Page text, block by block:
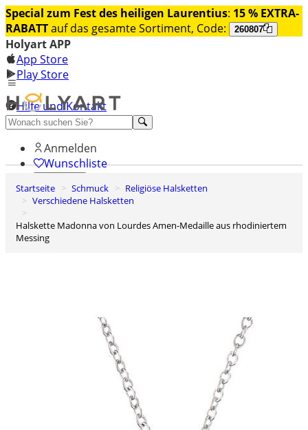
Special zum Fest des heiligen Laurentius: 15 % EXTRA-
RABATTauf das gesamte Sortiment, Code: 260807
Holyart APP
App Store
Play Store
Hilfe und Kontakt
Entdecken Sie Premium
Anmelden
Wunschliste
0
Warenkorb
Startseite Schmuck
Religiöse Halsketten
Verschiedene Halsketten
Halskette Madonna von Lourdes Amen-Medaille aus rhodiniertem
Messing